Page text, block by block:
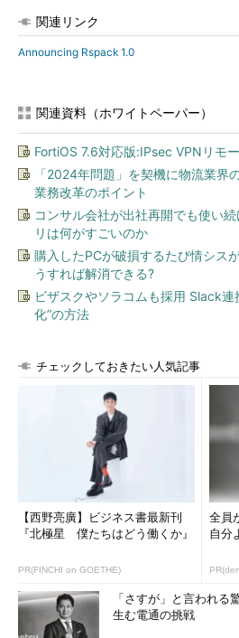
関連リンク
Announcing Rspack 1.0
関連資料（ホワイトペーパー）
FortiOS 7.6対応版:IPsec VPNリモ
「2024年問題」を契機に物流業界
業務改革のポイント
コンサル会社が出社再開でも使い
リは何がすごいのか
購入したPCが破損するたび情シス
うすれば解消できる?
ビザスクやソラコムも採用 Slack連
化”の方法
チェックしておきたい人気記事
【西野亮廣】ビジネス書最新刊
『北極星 僕たちはどう働くか』
PR(FINCHI on GOETHE)
全員
自分
「さすが」と言われる
生む電通の挑戦